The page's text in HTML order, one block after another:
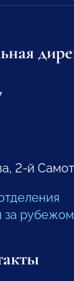
2-й
за рубежом